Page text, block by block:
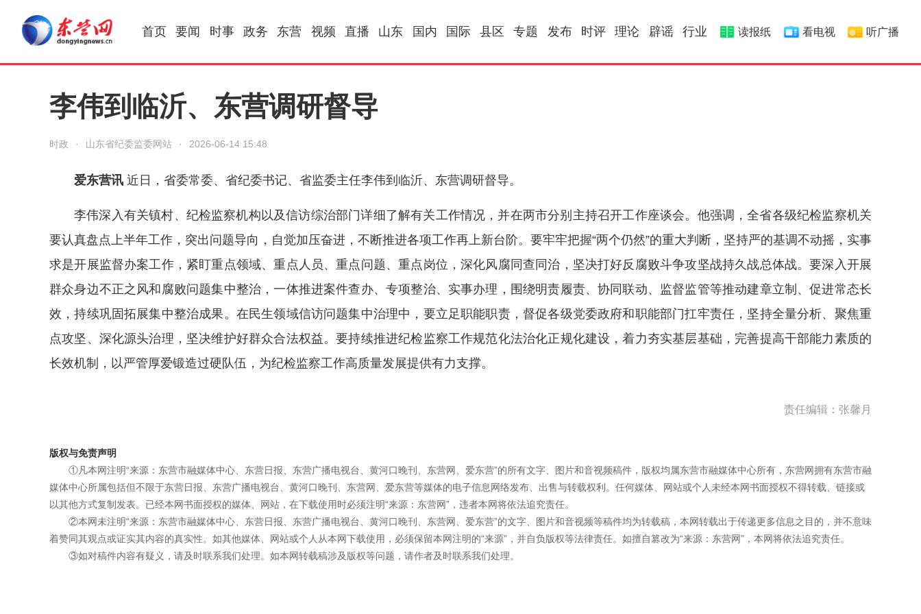
首页 要闻 时事 政务 东营 视频 直播 山东 国内 国际 县区 专题 发布 时评 理论 辟谣 行业 读报纸 看电视 听广播
李伟到临沂、东营调研督导
时政 · 山东省纪委监委网站 · 2026-06-14 15:48
爱东营讯 近日，省委常委、省纪委书记、省监委主任李伟到临沂、东营调研督导。
李伟深入有关镇村、纪检监察机构以及信访综治部门详细了解有关工作情况，并在两市分别主持召开工作座谈会。他强调，全省各级纪检监察机关
要认真盘点上半年工作，突出问题导向，自觉加压奋进，不断推进各项工作再上新台阶。要牢牢把握“两个仍然”的重大判断，坚持严的基调不动摇，实事
求是开展监督办案工作，紧盯重点领域、重点人员、重点问题、重点岗位，深化风腐同查同治，坚决打好反腐败斗争攻坚战持久战总体战。要深入开展
群众身边不正之风和腐败问题集中整治，一体推进案件查办、专项整治、实事办理，围绕明责履责、协同联动、监督监管等推动建章立制、促进常态长
效，持续巩固拓展集中整治成果。在民生领域信访问题集中治理中，要立足职能职责，督促各级党委政府和职能部门扛牢责任，坚持全量分析、聚焦重
点攻坚、深化源头治理，坚决维护好群众合法权益。要持续推进纪检监察工作规范化法治化正规化建设，着力夯实基层基础，完善提高干部能力素质的
长效机制，以严管厚爱锻造过硬队伍，为纪检监察工作高质量发展提供有力支撑。
责任编辑：张馨月
版权与免责声明
①凡本网注明“来源：东营市融媒体中心、东营日报、东营广播电视台、黄河口晚刊、东营网、爱东营”的所有文字、图片和音视频稿件，版权均属东营市融媒体中心所有，东营网拥有东营市融
媒体中心所属包括但不限于东营日报、东营广播电视台、黄河口晚刊、东营网、爱东营等媒体的电子信息网络发布、出售与转载权利。任何媒体、网站或个人未经本网书面授权不得转载、链接或
以其他方式复制发表。已经本网书面授权的媒体、网站，在下载使用时必须注明“来源：东营网”，违者本网将依法追究责任。
②本网未注明“来源：东营市融媒体中心、东营日报、东营广播电视台、黄河口晚刊、东营网、爱东营”的文字、图片和音视频等稿件均为转载稿，本网转载出于传递更多信息之目的，并不意味
着赞同其观点或证实其内容的真实性。如其他媒体、网站或个人从本网下载使用，必须保留本网注明的“来源”，并自负版权等法律责任。如擅自篡改为“来源：东营网”，本网将依法追究责任。
③如对稿件内容有疑义，请及时联系我们处理。如本网转载稿涉及版权等问题，请作者及时联系我们处理。